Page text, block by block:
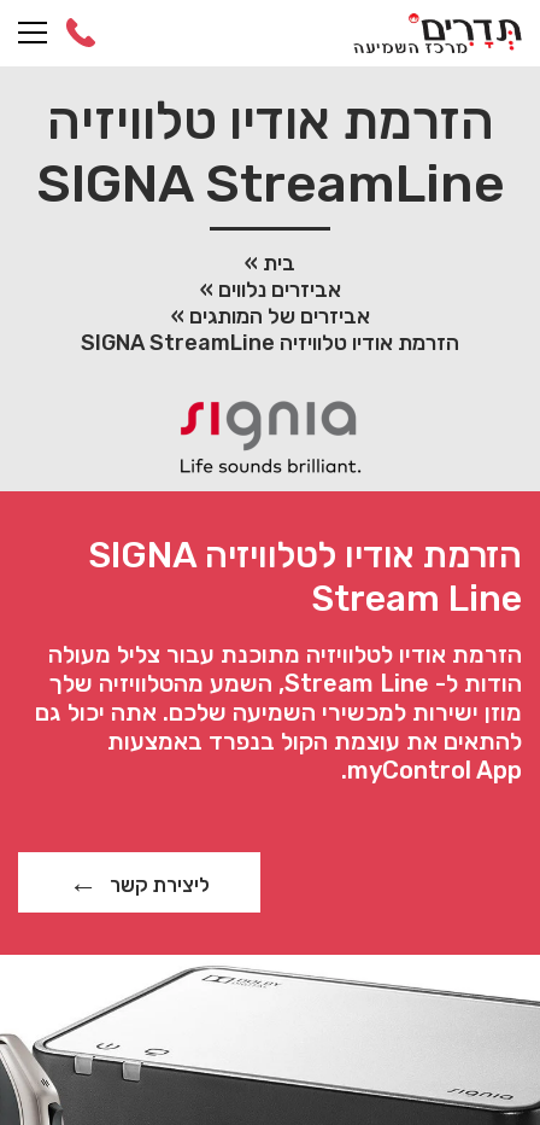
to
content
הזרמת אודיו טלוויזיה
SIGNA StreamLine
בית »
אביזרים נלווים »
אביזרים של המותגים »
הזרמת אודיו טלוויזיה SIGNA StreamLine
הזרמת אודיו לטלוויזיה SIGNA
Stream Line
הזרמת אודיו לטלוויזיה מתוכנת עבור צליל מעולה
הודות ל- Stream Line, השמע מהטלוויזיה שלך
מוזן ישירות למכשירי השמיעה שלכם. אתה יכול גם
להתאים את עוצמת הקול בנפרד באמצעות
myControl App.
ליצירת קשר